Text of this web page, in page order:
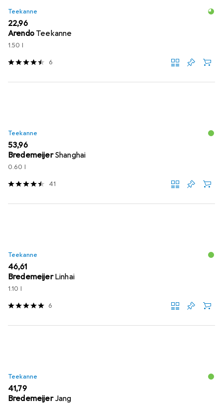
Teekanne
EUR
22,96
Arendo Teekanne
1.50 l
6
Teekanne
EUR
53,96
Bredemeijer Shanghai
0.60 l
41
Teekanne
EUR
46,61
Bredemeijer Linhai
1.10 l
6
Teekanne
EUR
41,79
Bredemeijer Jang